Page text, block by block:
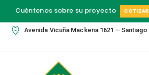
Cuéntenos sobre su proyecto COTIZAR
Avenida Vicuña Mackena 1621 – Santiago